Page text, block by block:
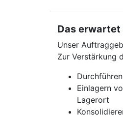
Das erwartet
Unser
Zur Verstärkung
Einlagern
Lagerort